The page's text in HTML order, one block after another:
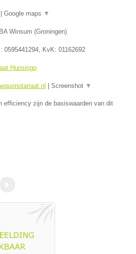
| Google maps ▼
Winsum (Groningen)
0595441294 , KvK: 01162692
Hunsingo
| Screenshot ▼
efficiency zijn de basiswaarden van dit